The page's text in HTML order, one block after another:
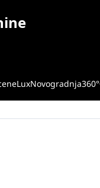
LuxNovogradnja360°